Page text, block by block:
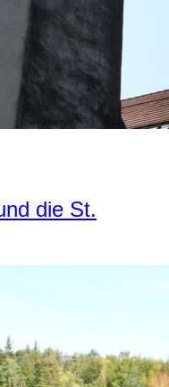
die St.